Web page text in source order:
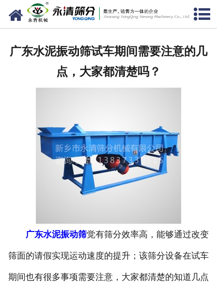
网站首页
产品中心
服务准则
视频中心
广东水泥振动筛试车期间需要注意的几
点，大家都清楚吗？
广东水泥振动筛觉有筛分效率高，能够通过改变
筛面的请假实现运动速度的提升；该筛分设备在试车
期间也有很多事项需要注意，大家都清楚的知道几点